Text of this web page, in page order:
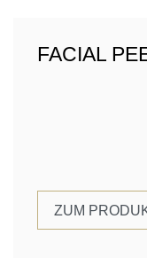
FACIAL
ZUM